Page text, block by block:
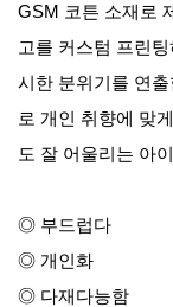
GSM 코튼 소재로
고를 커스텀 프린
시한 분위기를 연
로 개인 취향에 맞
도 잘 어울리는 아
◎ 부드럽다
◎ 개인화
◎ 다재다능함